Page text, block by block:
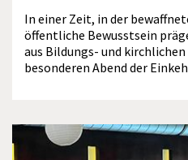
In einer Zeit, in der
öffentliche Bewusstsein
aus Bildungs- und
besonderen Abend der